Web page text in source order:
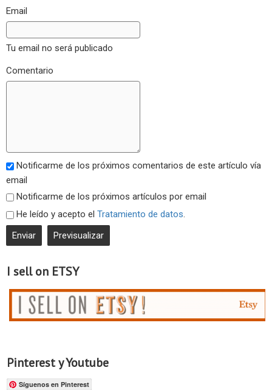
I sell on ETSY
Pinterest y Youtube
Síguenos en Pinterest
Email
Tu email no será publicado
Comentario
Notificarme de los próximos comentarios de este artículo vía
email
Notificarme de los próximos artículos por email
He leído y acepto el Tratamiento de datos.